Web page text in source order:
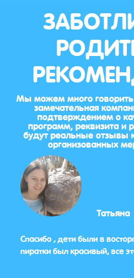
Мы можем много говорить
замечательная
подтверждением о
программ, реквизита и
будут реальные отзывы
организованных
Татьяна
Спасибо , дети были в
пиратки был красивый, все